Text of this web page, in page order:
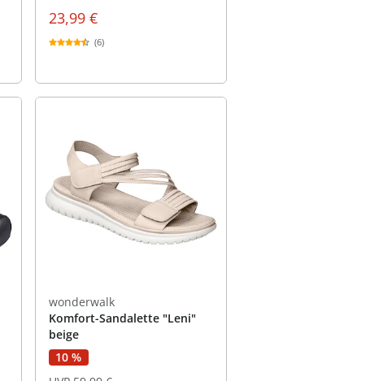
23,99 €
(6)
wonderwalk
Komfort-Sandalette "Leni"
beige
10 %